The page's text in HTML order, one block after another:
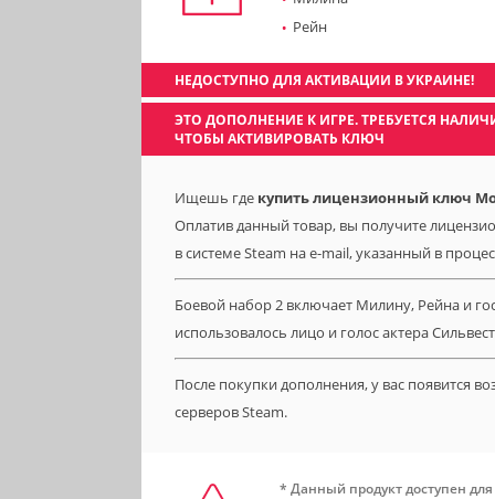
Рейн
НЕДОСТУПНО ДЛЯ АКТИВАЦИИ В УКРАИНЕ!
ЭТО ДОПОЛНЕНИЕ К ИГРЕ. ТРЕБУЕТСЯ
ЧТОБЫ АКТИВИРОВАТЬ КЛЮЧ
Ищешь где купить лицензионный ключ
Оплатив данный товар, вы получите
в системе Steam на e-mail, указанный в
Боевой набор 2 включает Милину, Рейна и
использовалось лицо и голос актера
После покупки дополнения, у вас появится
серверов Steam.
* Данный продукт доступен